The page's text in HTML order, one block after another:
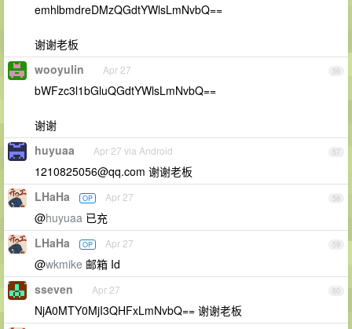
emhlbmdreDMzQGdtYWlsLmNvbQ==
谢谢老板
56
wooyulin Apr 27
bWFzc3l1bGluQGdtYWlsLmNvbQ==
谢谢
57
huyuaa Apr 27 via Android
1210825056@qq.com 谢谢老板
58
LHaHa OP Apr 27
@huyuaa 已充
59
LHaHa OP Apr 27
@wkmike 邮箱 Id
60
sseven Apr 27
NjA0MTY0MjI3QHFxLmNvbQ== 谢谢老板